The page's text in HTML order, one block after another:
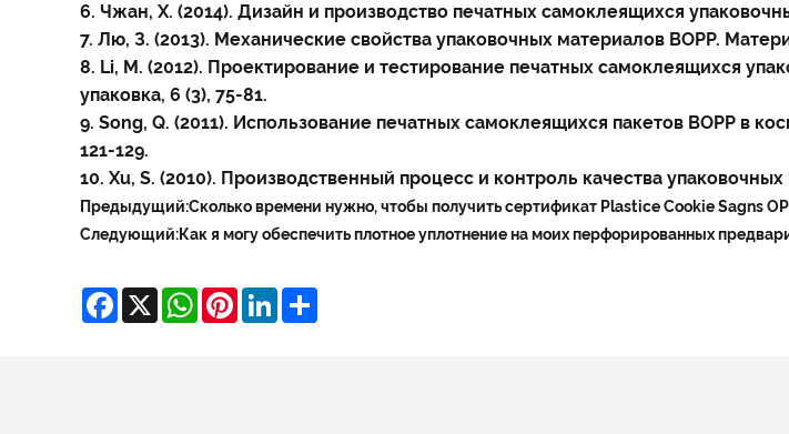
6. Чжан, Х. (2014). Дизайн и производство печатных самоклеящихся
7. Лю, З. (2013). Механические свойства упаковочных материалов BOPP.
8. Li, M. (2012). Проектирование и тестирование печатных самоклеящихся
упаковка, 6 (3), 75-81.
9. Song, Q. (2011). Использование печатных самоклеящихся пакетов BOPP в
121-129.
10. Xu, S. (2010). Производственный процесс и контроль качества
Предыдущий:Сколько времени нужно, чтобы получить сертификат Plastice Cookie Sagns
Следующий:Как я могу обеспечить плотное уплотнение на моих перфорированных
Facebook
X WhatsApp
Pinterest
LinkedIn